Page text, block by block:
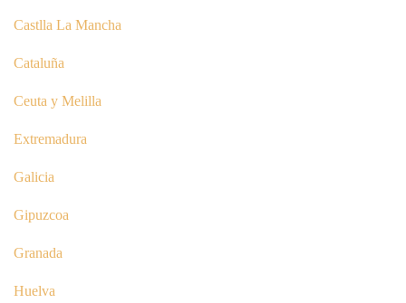
Castlla La Mancha
Cataluña
Ceuta y Melilla
Extremadura
Galicia
Gipuzcoa
Granada
Huelva